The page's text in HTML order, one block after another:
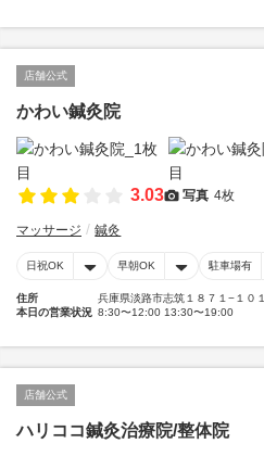
店舗公式
かわい鍼灸院
3.03 写真 4枚
マッサージ 鍼灸
日祝OK 早朝OK 駐車場有
住所
兵庫県淡路市志筑１８７１−１０１
本日の営業状況 8:30〜12:00 13:30〜19:00
店舗公式
ハリココ鍼灸治療院/整体院